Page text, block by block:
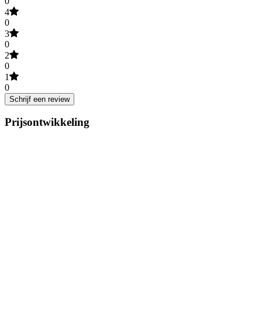
4
0
3
0
2
0
1
0
Schrijf een review
Prijsontwikkeling